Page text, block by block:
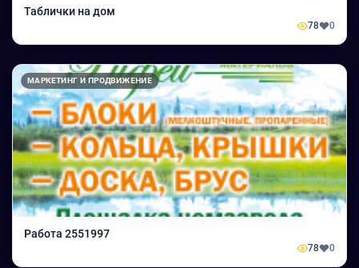
Таблички на дом
78 0
МАРКЕТИНГ И ПРОДВИЖЕНИЕ
Работа 2551997
78 0